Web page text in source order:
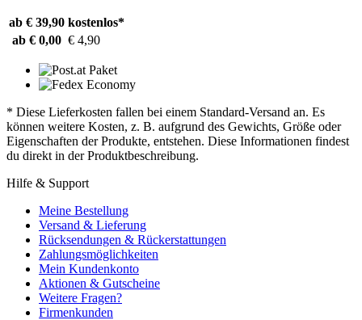
ab € 39,90 kostenlos*
ab € 0,00 € 4,90
* Diese Lieferkosten fallen bei einem Standard-Versand an. Es
können weitere Kosten, z. B. aufgrund des Gewichts, Größe oder
Eigenschaften der Produkte, entstehen. Diese Informationen findest
du direkt in der Produktbeschreibung.
Hilfe & Support
Meine Bestellung
Versand & Lieferung
Rücksendungen & Rückerstattungen
Zahlungsmöglichkeiten
Mein Kundenkonto
Aktionen & Gutscheine
Weitere Fragen?
Firmenkunden